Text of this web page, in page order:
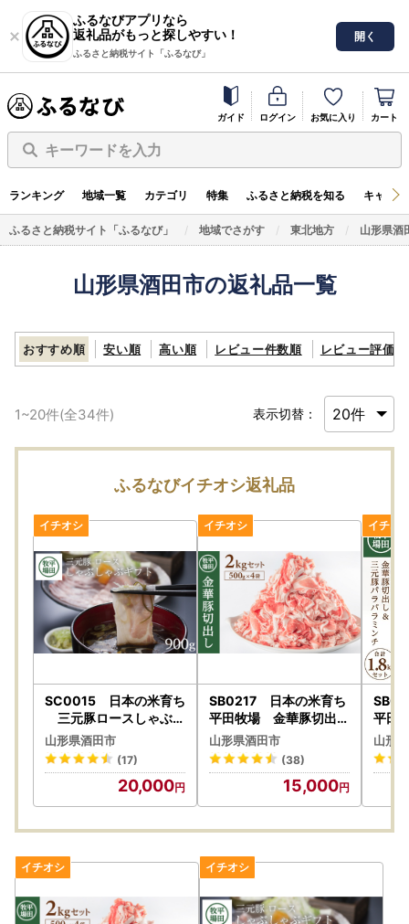
ふるなびアプリなら
返礼品がもっと探しやすい！
ふるさと納税サイト「ふるなび」
開く
ガイド ログイン お気に入り カート
キーワードを入力
ランキング 地域一覧 カテゴリ 特集 ふるさと納税を知る キャン
ふるさと納税サイト「ふるなび」 地域でさがす 東北地方 山形県酒
山形県酒田市の返礼品一覧
おすすめ順 安い順 高い順 レビュー件数順 レビュー評価順
1~20件(全34件) 表示切替：
ふるなびイチオシ返礼品
SC0015 日本の米育ち
三元豚ロースしゃぶし
ゃぶギフト
山形県酒田市
(17)
20,000
SB0217 日本の米育ち
平田牧場 金華豚切出し
2kg(500g×4パック)
山形県酒田市
(38)
15,000
平田
＆三
山形